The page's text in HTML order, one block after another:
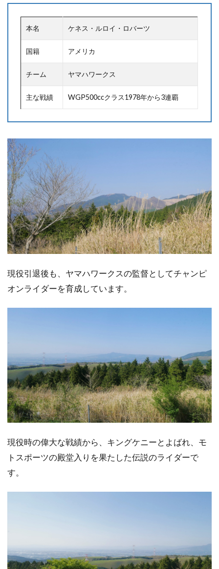
本名 ケネス・ルロイ・ロバーツ
国籍 アメリカ
チーム ヤマハワークス
主な戦績 WGP500ccクラス1978年から3連覇
現役引退後も、ヤマハワークスの監督としてチャンピ
オンライダーを育成しています。
現役時の偉大な戦績から、キングケニーとよばれ、モ
トスポーツの殿堂入りを果たした伝説のライダーで
す。